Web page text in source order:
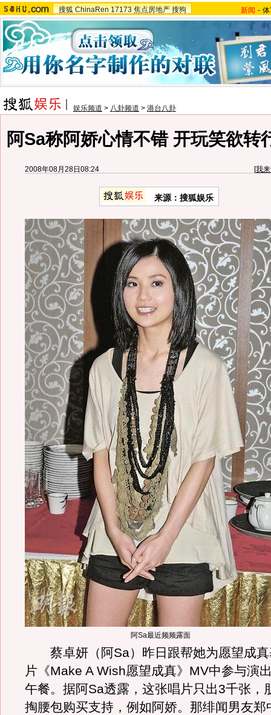
搜狐 ChinaRen 17173 焦点房地产 搜狗 新闻 -
娱乐频道 > 八卦频道 > 港台八卦
阿Sa称阿娇心情不错 开玩笑欲转
2008年08月28日08:24 [我
来源：搜狐娱乐
阿Sa最近频频露面
蔡卓妍（阿Sa）昨日跟帮她为愿望成真
片《Make A Wish愿望成真》MV中参与演
午餐。据阿Sa透露，这张唱片只出3千张，
掏腰包购买支持，例如阿娇。那绯闻男友郑